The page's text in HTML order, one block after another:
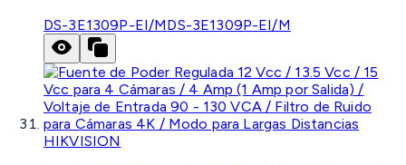
DS-3E1309P-EI/MDS-3E1309P-EI/M
HIKVISION